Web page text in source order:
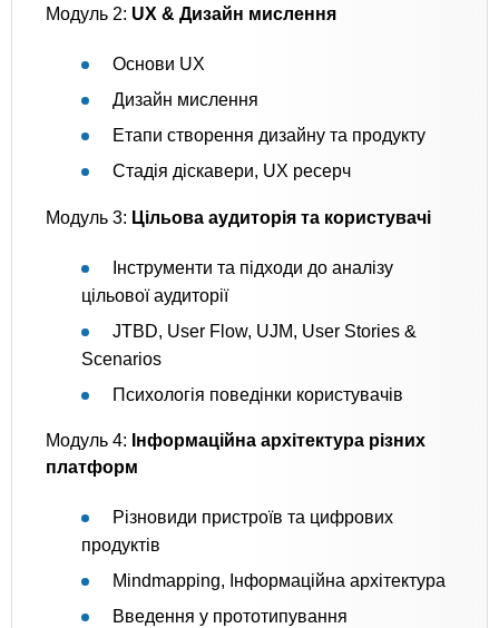
Модуль 2: UX & Дизайн мислення
Основи UX
Дизайн мислення
Етапи створення дизайну та продукту
Стадія діскавери, UX ресерч
Модуль 3: Цільова аудиторія та користувачі
Інструменти та підходи до аналізу
цільової аудиторії
JTBD, User Flow, UJM, User Stories &
Scenarios
Психологія поведінки користувачів
Модуль 4: Інформаційна архітектура різних
платформ
Різновиди пристроїв та цифрових
продуктів
Mindmapping, Інформаційна архітектура
Введення у прототипування